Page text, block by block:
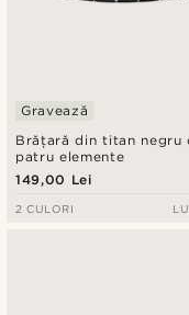
Brățară din titan negru
patru elemente
Gravează
149,00 Lei
2 CULORI